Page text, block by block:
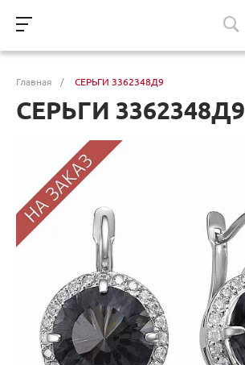
Главная / СЕРЬГИ 3362348Д9
СЕРЬГИ 3362348Д9